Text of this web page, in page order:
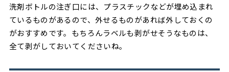
洗剤ボトルの注ぎ口には、プラスチックなどが埋め込まれ
ているものがあるので、外せるものがあれば外しておくの
がおすすめです。もちろんラベルも剥がせそうなものは、
全て剥がしておいてくださいね。